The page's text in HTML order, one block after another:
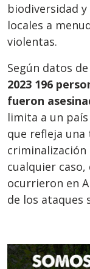
biodiversidad
locales a
violentas.
Según datos
2023 196
fueron
limita a un
que refleja una
criminalización
cualquier caso,
ocurrieron en
de los ataques